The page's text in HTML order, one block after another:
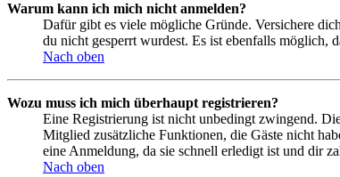
Warum kann ich mich nicht anmelden?
Dafür gibt es viele mögliche Gründe. Versichere
du nicht gesperrt wurdest. Es ist ebenfalls möglich,
Nach oben
Wozu muss ich mich überhaupt registrieren?
Eine Registrierung ist nicht unbedingt zwingend.
Mitglied zusätzliche Funktionen, die Gäste nicht
eine Anmeldung, da sie schnell erledigt ist und dir
Nach oben